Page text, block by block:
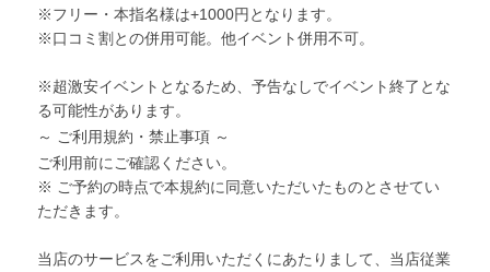
※フリー・本指名様は+1000円となります。
※口コミ割との併用可能。他イベント併用不可。
※超激安イベントとなるため、予告なしでイベント終了とな
る可能性があります。
～ ご利用規約・禁止事項 ～
ご利用前にご確認ください。
※ ご予約の時点で本規約に同意いただいたものとさせてい
ただきます。
当店のサービスをご利用いただくにあたりまして、当店従業